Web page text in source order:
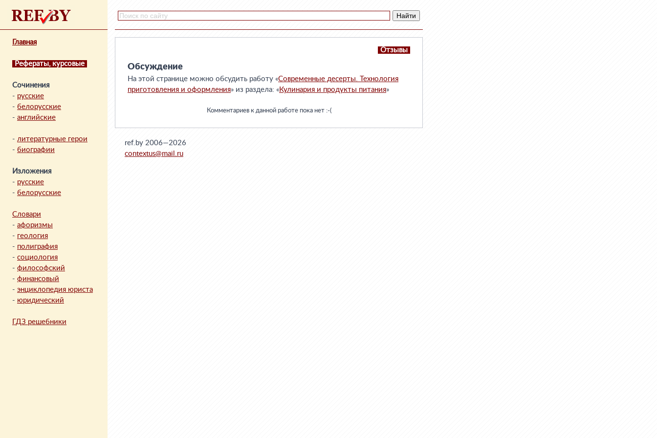
Главная
Рефераты, курсовые
Сочинения
- русские
- белорусские
- английские
- литературные герои
- биографии
Изложения
- русские
- белорусские
Словари
- афоризмы
- геология
- полиграфия
- социология
- философский
- финансовый
- энциклопедия юриста
- юридический
ГДЗ решебники
Отзывы
Обсуждение
На этой странице можно обсудить работу «Современные десерты. Технология
приготовления и оформления» из раздела: «Кулинария и продукты питания»
Комментариев к данной работе пока нет :-(
ref.by 2006—2026
contextus@mail.ru